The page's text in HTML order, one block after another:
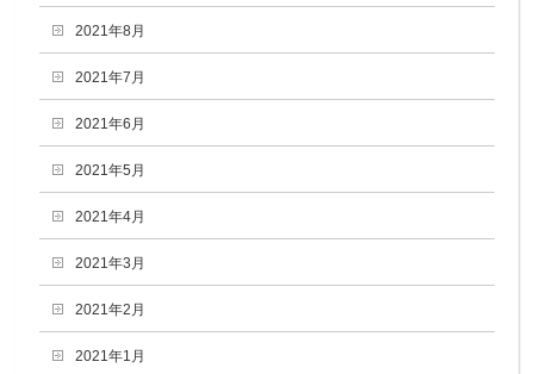
2021年8月
2021年7月
2021年6月
2021年5月
2021年4月
2021年3月
2021年2月
2021年1月